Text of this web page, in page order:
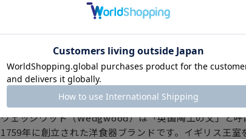
ブランド
ウェッジウッド（イギリス）
ウェッジウッド（Wedgwood）は「英国陶工の父」と
1759年に創立された洋食器ブランドです。イギリス王